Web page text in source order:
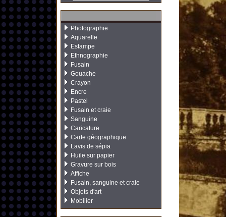
Photographie
Aquarelle
Estampe
Ethnographie
Fusain
Gouache
Crayon
Encre
Pastel
Fusain et craie
Sanguine
Caricature
Carte géographique
Lavis de sépia
Huile sur papier
Gravure sur bois
Affiche
Fusain, sanguine et craie
Objets d'art
Mobilier